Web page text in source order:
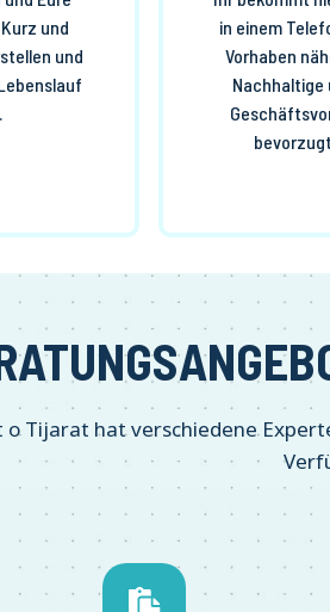
und
und
in einem
Vorhaben
Nachhaltige
o Tijarat hat verschiedene